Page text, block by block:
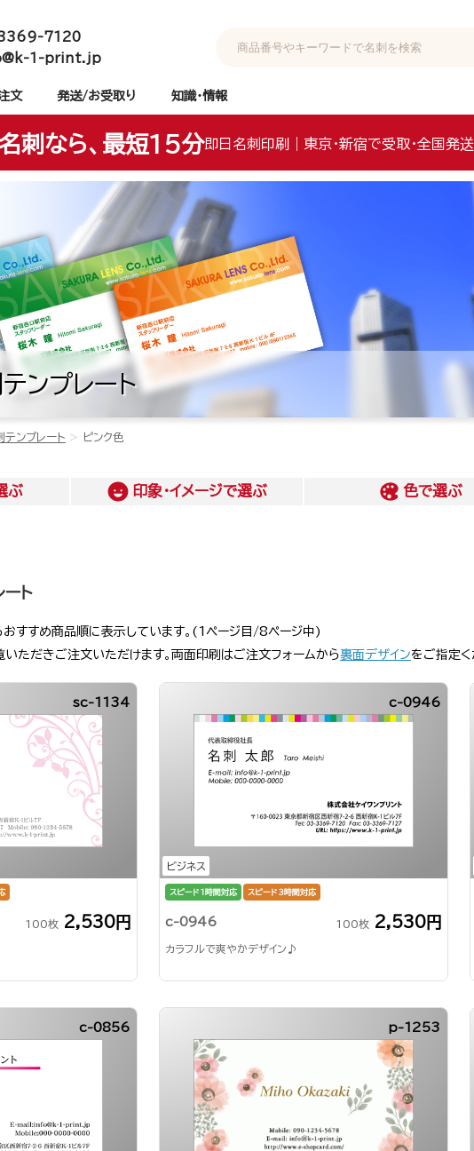
7120
1-print.jp
文 発送/お受取り 知識・情報
刺なら、最短15分即日名刺印刷｜東京・新宿で受取・全国発送
ンプレート
テンプレート ピンク色
ぶ 印象・イメージで選ぶ 色で選ぶ
ート
すすめ商品順に表示しています。(1ページ目/8ページ中)
ただきご注文いただけます。両面印刷はご注文フォームから裏面デザインをご指定く
sc-1134
100枚 2,530円
ビジネス
c-0946
スピード1時間対応 スピード3時間対応
c-0946 100枚 2,530円
カラフルで爽やかデザイン♪
c-0856 p-1253